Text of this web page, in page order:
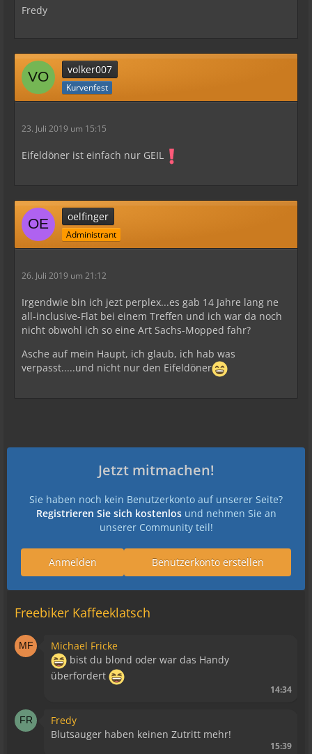
Fredy
volker007
Kurvenfest
23. Juli 2019 um 15:15
Eifeldöner ist einfach nur GEIL
oelfinger
Administrant
26. Juli 2019 um 21:12
Irgendwie bin ich jezt perplex...es gab 14 Jahre lang ne
all-inclusive-Flat bei einem Treffen und ich war da noch
nicht obwohl ich so eine Art Sachs-Mopped fahr?
Asche auf mein Haupt, ich glaub, ich hab was
verpasst.....und nicht nur den Eifeldöner
Jetzt mitmachen!
Sie haben noch kein Benutzerkonto auf unserer Seite?
Registrieren Sie sich kostenlosund nehmen Sie an
unserer Community teil!
Benutzerkonto erstellen
Anmelden
Freebiker Kaffeeklatsch
Michael Fricke
bist du blond oder war das Handy
überfordert
14:34
Fredy
Blutsauger haben keinen Zutritt mehr!
15:39